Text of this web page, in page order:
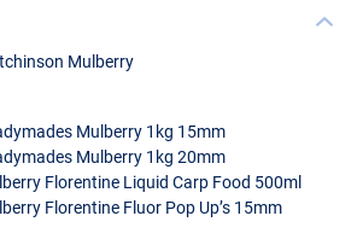
Mulberry
Mulberry 1kg 15mm
Mulberry 1kg 20mm
Florentine Liquid Carp Food 500ml
Florentine Fluor Pop Up’s 15mm